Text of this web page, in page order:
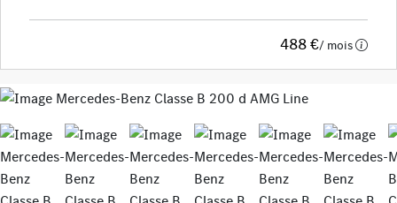
488 €/ mois
Previous Next